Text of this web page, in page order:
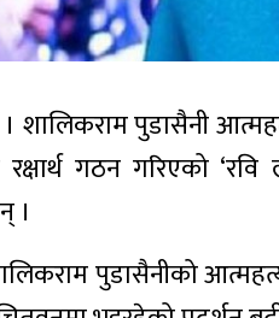
शालिकराम पुडासैनी
गठन गरिएको
।
पुडासैनीको